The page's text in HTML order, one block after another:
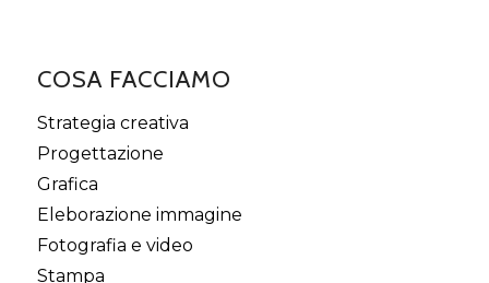
COSA FACCIAMO
Strategia creativa
Progettazione
Grafica
Eleborazione immagine
Fotografia e video
Stampa